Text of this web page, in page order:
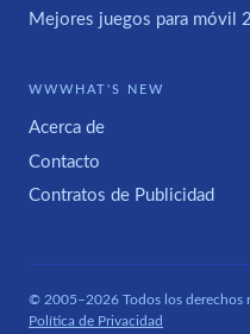
Mejores juegos para móvil
WWWHAT'S NEW
Acerca de
Contacto
Contratos de Publicidad
© 2005–2026 Todos los derechos
Política de Privacidad